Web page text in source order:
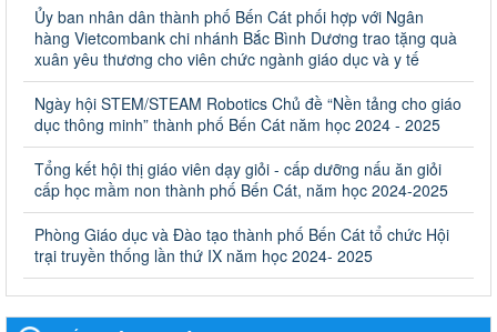
Quyết định công bố thủ tục hành chính bị bãi bỏ trong lĩnh
vực giáo dục đào tạo thuộc hệ giáo dục quốc dân và cơ sở
giáo dục khác thuộc thẩm quyền giải quyết của Sở Giáo dục
và Đào tạo, Ủy ban nhân dân cấp huyện
Quyết định công bố thủ tục hành chính bị bãi bỏ trong lĩnh vực
giáo dục đào tạo thuộc hệ giáo dục quốc dân và cơ sở giáo dục
khác thuộc thẩm quyền giải quyết của Sở Giáo dục và Đào tạo,
Ủy ban nhân dân cấp huyện
Ngày ban hành: 30/09/2024
Hướng dẫn thực hiện nhiệm vụ giáo dục tiểu học năm học
2024-2025
Hướng dẫn thực hiện nhiệm vụ giáo dục tiểu học năm học 2024-
2025
Ủy ban nhân dân thành phố Bến Cát phối hợp với Ngân
hàng Vietcombank chi nhánh Bắc Bình Dương trao tặng quà
xuân yêu thương cho viên chức ngành giáo dục và y tế
Ngày hội STEM/STEAM Robotics Chủ đề “Nền tảng cho giáo
dục thông minh” thành phố Bến Cát năm học 2024 - 2025
Tổng kết hội thị giáo viên dạy giỏi - cấp dưỡng nấu ăn giỏi
cấp học mầm non thành phố Bến Cát, năm học 2024-2025
Phòng Giáo dục và Đào tạo thành phố Bến Cát tổ chức Hội
trại truyền thống lần thứ IX năm học 2024- 2025